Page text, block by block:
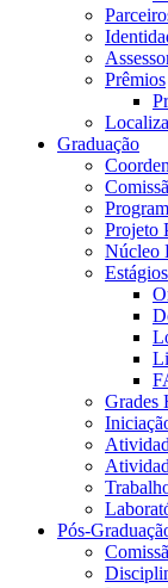
Prêmios
Graduação
Projeto
Núcleo
Estágios
Grades
Pós-